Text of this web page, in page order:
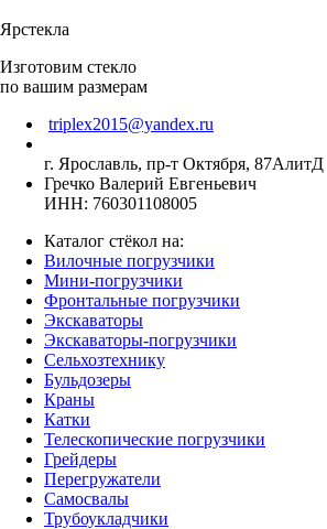
Ярстекла
Изготовим стекло
по вашим размерам
triplex2015@yandex.ru
г. Ярославль, пр-т Октября, 87АлитД
Гречко Валерий Евгеньевич
ИНН: 760301108005
Каталог стёкол на:
Вилочные погрузчики
Мини-погрузчики
Фронтальные погрузчики
Экскаваторы
Экскаваторы-погрузчики
Сельхозтехнику
Бульдозеры
Краны
Катки
Телескопические погрузчики
Грейдеры
Перегружатели
Самосвалы
Трубоукладчики